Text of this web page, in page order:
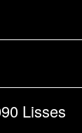
Lisses